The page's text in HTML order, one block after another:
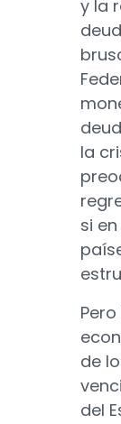
y la
la
si
de
del